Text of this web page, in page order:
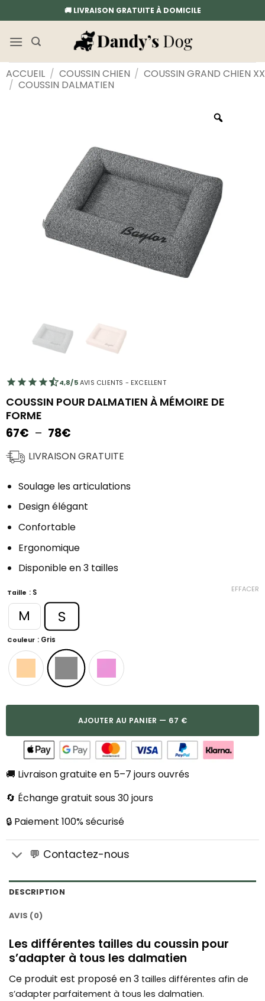
au
contenu
🚚 LIVRAISON GRATUITE À DOMICILE
ACCUEIL / COUSSIN CHIEN / COUSSIN GRAND CHIEN
/ COUSSIN DALMATIEN
4,8/5AVIS CLIENTS - EXCELLENT
COUSSIN POUR DALMATIEN À MÉMOIRE DE
FORME
67€ – 78€Plage
prix :
78€
LIVRAISON GRATUITE
Soulage les articulations
Design élégant
Confortable
Ergonomique
Disponible en 3 tailles
Taille : S
M S
Couleur : Gris
EFFACER
AJOUTER AU PANIER — 67 €
🚚 Livraison gratuite en 5–7 jours ouvrés
🔄 Échange gratuit sous 30 jours
🔒 Paiement 100% sécurisé
💬 Contactez-nous
DESCRIPTION
AVIS (0)
Les différentes tailles du coussin pour
s’adapter à tous les dalmatien
Ce produit est proposé en 3 tailles différentes afin de
s’adapter parfaitement à tous les dalmatien.